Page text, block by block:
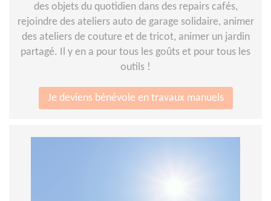
des objets du quotidien dans des repairs cafés,
rejoindre des ateliers auto de garage solidaire, animer
des ateliers de couture et de tricot, animer un jardin
partagé. Il y en a pour tous les goûts et pour tous les
outils !
Je deviens bénévole en travaux manuels